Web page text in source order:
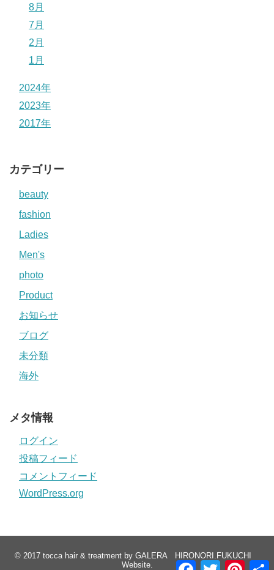
8月
7月
2月
1月
2024年
2023年
2017年
カテゴリー
beauty
fashion
Ladies
Men's
photo
Product
お知らせ
ブログ
未分類
海外
メタ情報
ログイン
投稿フィード
コメントフィード
WordPress.org
© 2017 tocca hair & treatment by GALERA HIRONORI.FUKUCHI
Website.
F
T
P